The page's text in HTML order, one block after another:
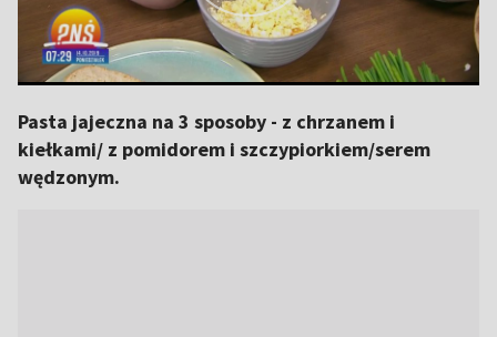
Pasta jajeczna na 3 sposoby - z chrzanem i
kiełkami/ z pomidorem i szczypiorkiem/serem
wędzonym.